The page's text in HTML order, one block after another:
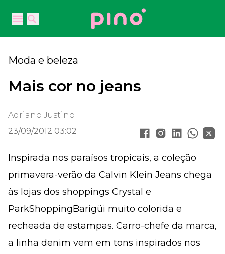
Open main menu
Open main menu
Your Company
Moda e beleza
Mais cor no jeans
Adriano Justino
23/09/2012 03:02
Inspirada nos paraísos tropicais, a coleção
primavera-verão da Calvin Klein Jeans chega
às lojas dos shoppings Crystal e
ParkShoppingBarigüi muito colorida e
recheada de estampas. Carro-chefe da marca,
a linha denim vem em tons inspirados nos